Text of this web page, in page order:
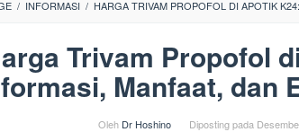
/ INFORMASI / HARGA TRIVAM PROPOFOL DI APOTIK
Trivam Propofol
Manfaat, dan
Oleh Dr Hoshino Diposting pada